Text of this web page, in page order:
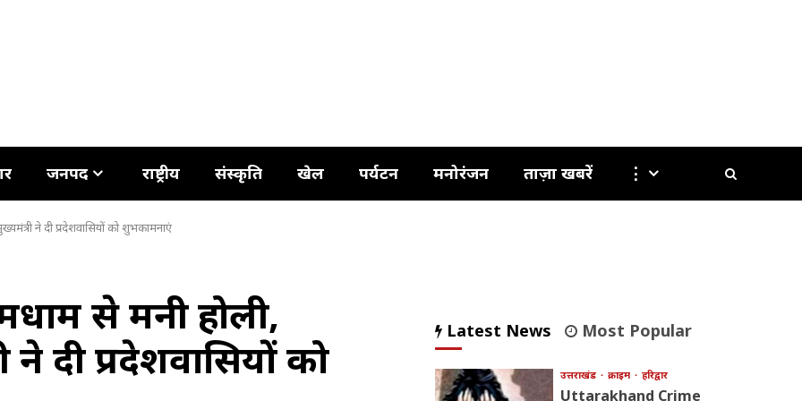
जनपद राष्ट्रीय संस्कृति खेल पर्यटन मनोरंजन ताज़ा खबरें ⋮
ने दी प्रदेशवासियों को शुभकामनाएं
से मनी होली,
दी प्रदेशवासियों को
Latest News Most Popular
उत्तराखंड क्राइम हरिद्वार
Uttarakhand Crime